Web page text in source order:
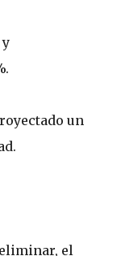
un
el